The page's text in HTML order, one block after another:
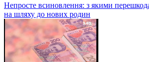
Непросте всиновлення: з якими
на шляху до нових родин